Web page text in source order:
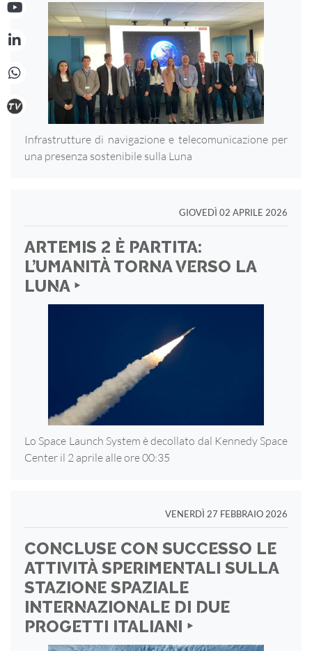
Infrastrutture di navigazione e telecomunicazione per
una presenza sostenibile sulla Luna
GIOVEDÌ 02 APRILE 2026
ARTEMIS 2 È PARTITA:
L’UMANITÀ TORNA VERSO LA
LUNA ‣
Lo Space Launch System è decollato dal Kennedy Space
Center il 2 aprile alle ore 00:35
VENERDÌ 27 FEBBRAIO 2026
CONCLUSE CON SUCCESSO LE
ATTIVITÀ SPERIMENTALI SULLA
STAZIONE SPAZIALE
INTERNAZIONALE DI DUE
PROGETTI ITALIANI ‣